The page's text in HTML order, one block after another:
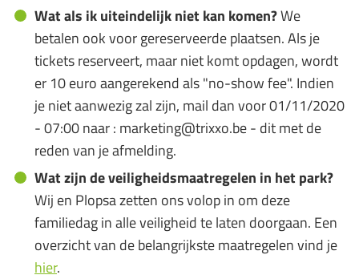
Wat als ik uiteindelijk niet kan komen?We
betalen ook voor gereserveerde plaatsen. Als je
tickets reserveert, maar niet komt opdagen, wordt
er 10 euro aangerekend als "no-show fee". Indien
je niet aanwezig zal zijn, mail dan voor 01/11/2020
- 07:00 naar : marketing@trixxo.be - dit met de
reden van je afmelding.
Wat zijn de veiligheidsmaatregelen in het park?
Wij en Plopsa zetten ons volop in om deze
familiedag in alle veiligheid te laten doorgaan. Een
overzicht van de belangrijkste maatregelen vind je
hier.